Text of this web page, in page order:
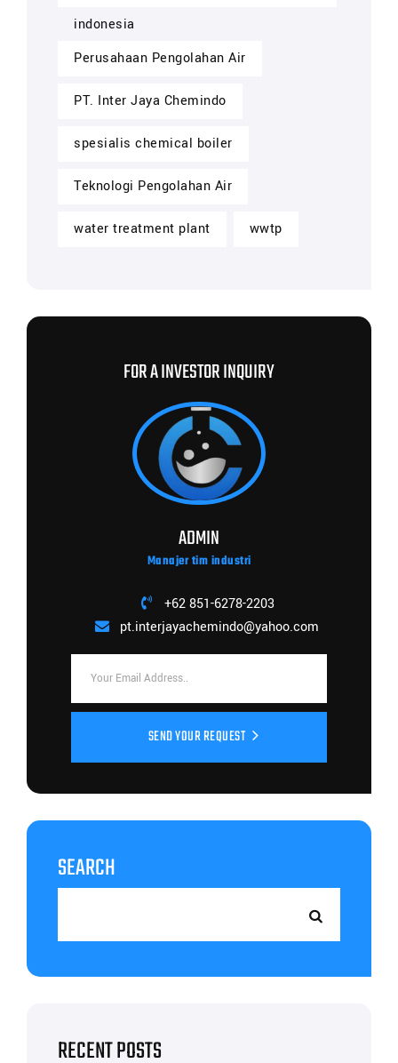
indonesia
Perusahaan Pengolahan Air
PT. Inter Jaya Chemindo
spesialis chemical boiler
Teknologi Pengolahan Air
water treatment plant wwtp
FOR A INVESTOR INQUIRY
ADMIN
Manajer tim industri
+62 851-6278-2203
pt.interjayachemindo@yahoo.com
SEND YOUR REQUEST
SEARCH
RECENT POSTS